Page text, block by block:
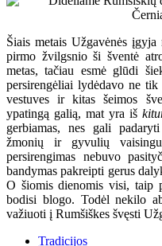
Šiais metais Užgavėnės
pirmo žvilgsnio ši šventė
metas, tačiau esmė glūdi
persirengėliai lydėdavo ne
vestuves ir kitas šeimos
ypatingą galią, mat yra iš
gerbiamas, nes gali
žmonių ir gyvulių
persirengimas nebuvo
bandymas pakreipti gerus
O šiomis dienomis visi, taip
bodisi blogo. Todėl nekilo
važiuoti į Rumšiškes švęsti
Tradicijos